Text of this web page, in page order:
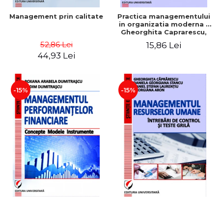
Management prin calitate
52,86 Lei
44,93 Lei
Practica managementului
in organizatia moderna -
Gheorghita Caprarescu,
Georgiana Aron
15,86 Lei
-15% -15%